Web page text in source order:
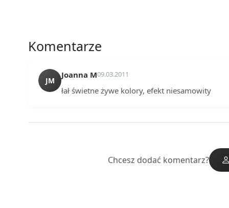
Komentarze
JM
Joanna M09.03.2011
łał świetne żywe kolory, efekt niesamowity
Chcesz dodać komentarz?